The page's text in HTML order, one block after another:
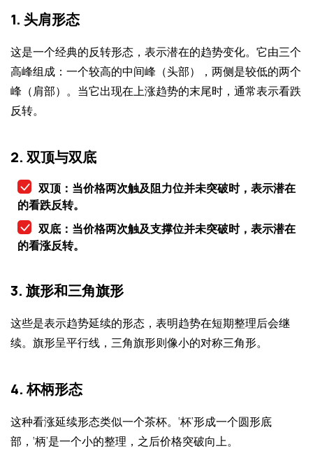
1. 头肩形态
这是一个经典的反转形态，表示潜在的趋势变化。它由三个
高峰组成：一个较高的中间峰（头部），两侧是较低的两个
峰（肩部）。当它出现在上涨趋势的末尾时，通常表示看跌
反转。
2. 双顶与双底
双顶：当价格两次触及阻力位并未突破时，表示潜在
的看跌反转。
双底：当价格两次触及支撑位并未突破时，表示潜在
的看涨反转。
3. 旗形和三角旗形
这些是表示趋势延续的形态，表明趋势在短期整理后会继
续。旗形呈平行线，三角旗形则像小的对称三角形。
4. 杯柄形态
这种看涨延续形态类似一个茶杯。‘杯’形成一个圆形底
部，‘柄’是一个小的整理，之后价格突破向上。